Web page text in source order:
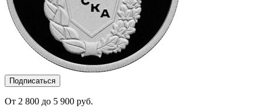
Подписаться
От 2 800 до 5 900 руб.